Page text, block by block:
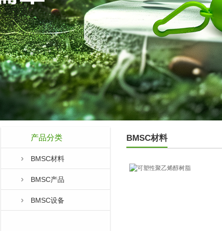
产品分类
BMSC材料
BMSC产品
BMSC设备
BMSC材料